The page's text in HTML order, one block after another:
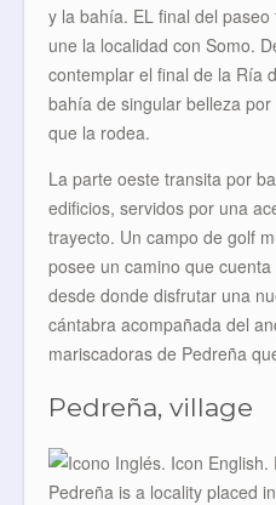
y la bahía. EL final del
une la localidad con Somo.
contemplar el final de la Ría
bahía de singular belleza
que la rodea.
La parte oeste transita por
edificios, servidos por una
trayecto. Un campo de golf
posee un camino que
desde donde disfrutar una
cántabra acompañada del
mariscadoras de Pedreña
Pedreña, village
Pedreña is a locality placed